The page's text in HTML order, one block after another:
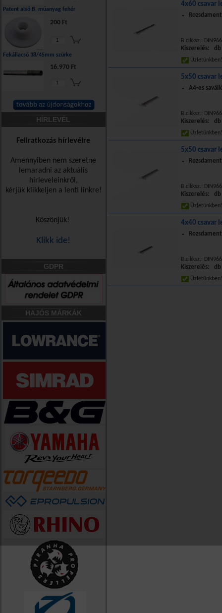
Patent alsó B, műanyag fehér
200 Ft
Fekáliacső 38/45mm szürke
16.970 Ft
HÍRLEVÉL
Feliratkozás hírlevélre
Amennyiben nem szeretne
lemaradni az aktuális
hírleveleinkről,
kérjük klikkeljen a lenti linkre!
Köszönjük!
Klikk ide!
GDPR
HAJÓS MÁRKÁK
4x60 csavar
B.cikksz.:
Kiszerelés: db
5x50 csavar
A4-es
B.cikksz.:
Kiszerelés: db
5x50 csavar
B.cikksz.: DIN966
Kiszerelés: db
4x40 csavar
B.cikksz.: DIN966
Kiszerelés: db